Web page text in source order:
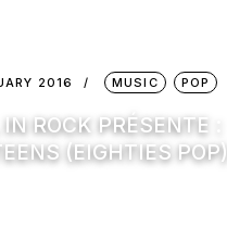
2016 MUSIC POP
ROCK PRÉSENTE :
(EIGHTIES POP)